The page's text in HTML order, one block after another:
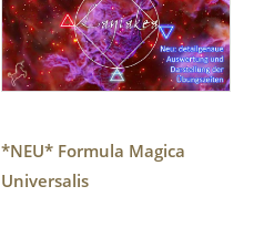
*NEU* Formula Magica
Universalis